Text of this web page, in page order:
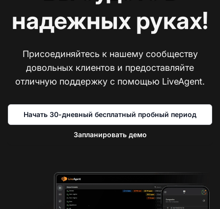
надежных руках!
Присоединяйтесь к нашему сообществу
довольных клиентов и предоставляйте
отличную поддержку с помощью LiveAgent.
Начать 30-дневный бесплатный пробный период
Запланировать демо